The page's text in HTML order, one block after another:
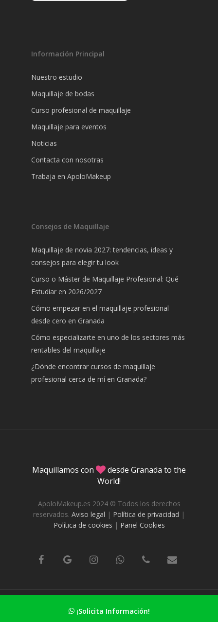
Información Principal
Nuestro estudio
Maquillaje de bodas
Curso profesional de maquillaje
Maquillaje para eventos
Noticias
Contacta con nosotras
Trabaja en ApoloMakeup
Consejos de Maquillaje
Maquillaje de novia 2027: tendencias, ideas y
consejos para elegir tu look
Curso o Máster de Maquillaje Profesional: Qué
Estudiar en 2026/2027
Cómo empezar en el maquillaje profesional
desde cero en Granada
Cómo especializarte en uno de los sectores más
rentables del maquillaje
¿Dónde encontrar cursos de maquillaje
profesional cerca de mí en Granada?
Maquillamos con
desde Granada to the
World!
ApoloMakeup.es 2024 © Todos los derechos
reservados. Aviso legal | Política de privacidad |
Política de cookies | Panel Cookies
DafneStudio.es Diseño web en Granada
¡Solicita Información!